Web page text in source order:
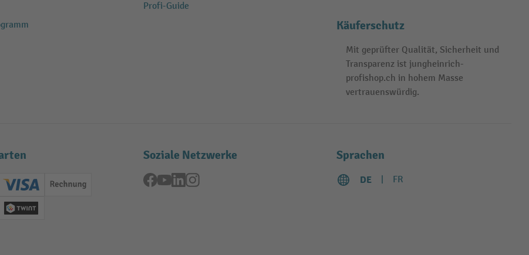
Profi-Guide
Käuferschutz
Mit geprüfter Qualität, Sicherheit und
Transparenz ist jungheinrich-
profishop.ch in hohem Masse
vertrauenswürdig.
(Master)
Creditcard (Visa)
Rechnung
Twint
Soziale Netzwerke
Facebook
YouTubeLinkedInInstagram
Sprachen
DE FR